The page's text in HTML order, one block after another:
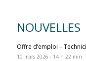
NOUVELLES
Offre d’emploi –
10 mars 2026 - 14 h 22 min